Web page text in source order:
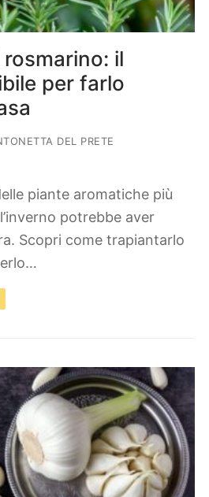
il
per farlo
DEL PRETE
piante aromatiche più
potrebbe aver
Scopri come trapiantarlo